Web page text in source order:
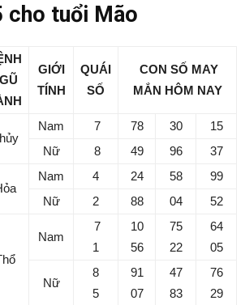
cho tuổi Mão
GIỚI
TÍNH
QUÁI
SỐ
CON SỐ MAY
MẮN HÔM NAY
Nam 7 78 30
15
Nữ
8 49 96 37
Nam 4 24 58
99
Nữ
2 88 04 52
Nam
7
1
10
56
75
22
64
05
Nữ
8
5
91
07
47
83
76
29